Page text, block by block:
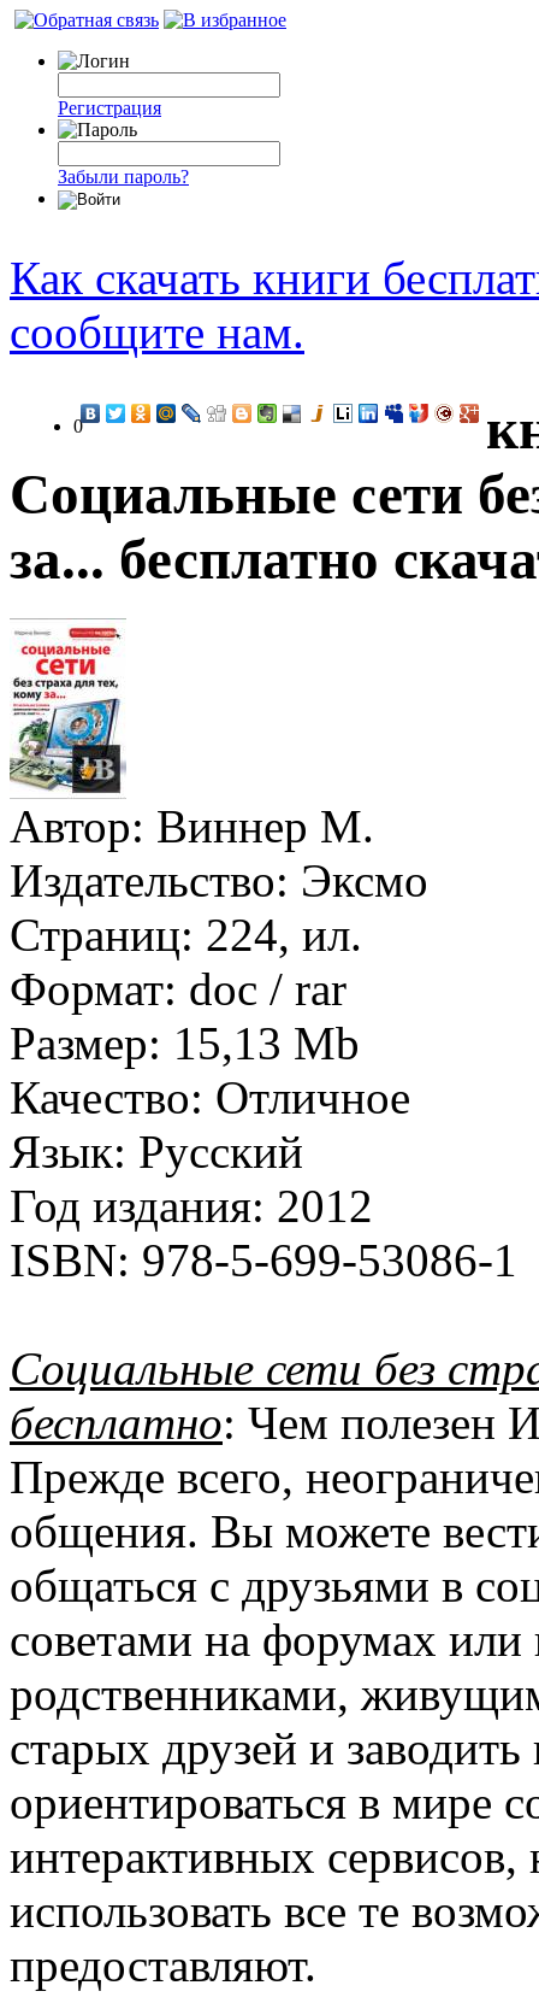
Регистрация
Забыли пароль?
Как скачать книги
сообщите нам.
0
Социальные сети
за... бесплатно
Автор: Виннер М.
Издательство: Эксмо
Страниц: 224, ил.
Формат: doc / rar
Размер: 15,13 Mb
Качество: Отличное
Язык: Русский
Год издания: 2012
ISBN: 978-5-699-53086-1
Социальные сети без
бесплатно: Чем полезен
Прежде всего,
общения. Вы можете
общаться с друзьями в
советами на форумах или
родственниками,
старых друзей и
ориентироваться в мире
интерактивных сервисов,
использовать все те
предоставляют.